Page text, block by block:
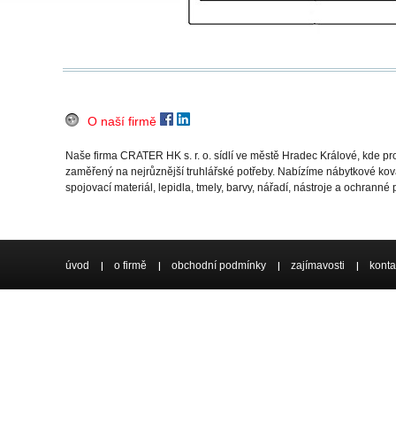
O naší firmě
Naše firma CRATER HK s. r. o. sídlí ve městě Hradec Králové, kde
zaměřený na nejrůznější truhlářské potřeby. Nabízíme nábytkové
spojovací materiál, lepidla, tmely, barvy, nářadí, nástroje a ochranné
úvod o firmě obchodní podmínky zajímavosti